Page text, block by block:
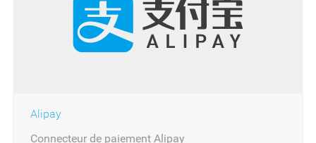
Alipay
Connecteur de paiement Alipay